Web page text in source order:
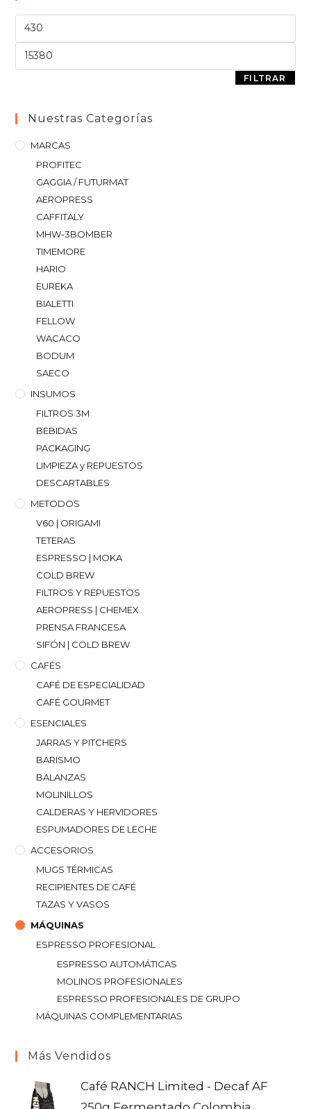
FILTRAR
Nuestras Categorías
MARCAS
PROFITEC
GAGGIA / FUTURMAT
AEROPRESS
CAFFITALY
MHW-3BOMBER
TIMEMORE
HARIO
EUREKA
BIALETTI
FELLOW
WACACO
BODUM
SAECO
INSUMOS
FILTROS 3M
BEBIDAS
PACKAGING
LIMPIEZA y REPUESTOS
DESCARTABLES
METODOS
V60 | ORIGAMI
TETERAS
ESPRESSO | MOKA
COLD BREW
FILTROS Y REPUESTOS
AEROPRESS | CHEMEX
PRENSA FRANCESA
SIFÓN | COLD BREW
CAFÉS
CAFÉ DE ESPECIALIDAD
CAFÉ GOURMET
ESENCIALES
JARRAS Y PITCHERS
BARISMO
BALANZAS
MOLINILLOS
CALDERAS Y HERVIDORES
ESPUMADORES DE LECHE
ACCESORIOS
MUGS TÉRMICAS
RECIPIENTES DE CAFÉ
TAZAS Y VASOS
MÁQUINAS
ESPRESSO PROFESIONAL
ESPRESSO AUTOMÁTICAS
MOLINOS PROFESIONALES
ESPRESSO PROFESIONALES DE GRUPO
MÁQUINAS COMPLEMENTARIAS
Más Vendidos
Café RANCH Limited - Decaf AF